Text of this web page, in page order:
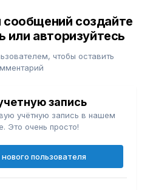
создайте
или авторизуйтесь
чтобы оставить
запись
учётную запись в нашем
Это очень просто!
пользователя